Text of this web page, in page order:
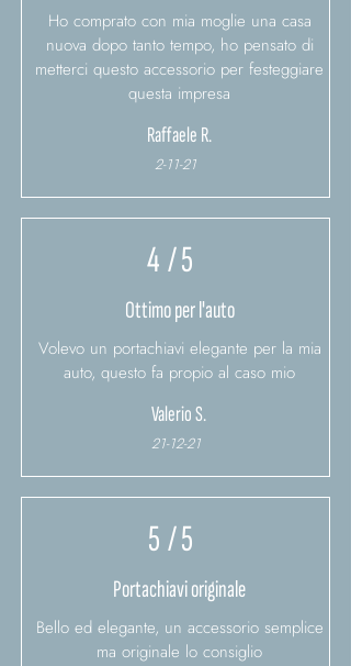
Ho comprato con mia moglie una casa
nuova dopo tanto tempo, ho pensato di
metterci questo accessorio per festeggiare
questa impresa
Raffaele R.
2-11-21
4/ 5
Ottimo per l'auto
Volevo un portachiavi elegante per la mia
auto, questo fa propio al caso mio
Valerio S.
21-12-21
5/ 5
Portachiavi originale
Bello ed elegante, un accessorio semplice
ma originale lo consiglio